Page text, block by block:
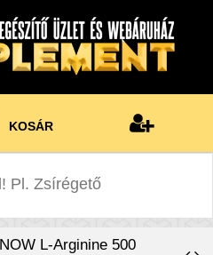
KOSÁR
NOW L-Arginine 500